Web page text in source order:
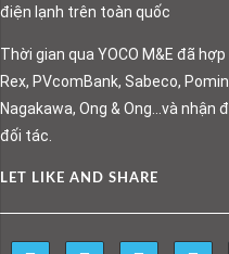
điện lạnh trên toàn quốc
Thời gian qua YOCO M&E đã
Rex, PVcomBank, Sabeco,
Nagakawa, Ong & Ong…và
đối tác.
LET LIKE AND SHARE